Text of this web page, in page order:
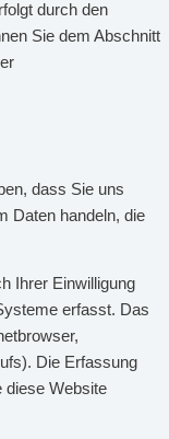
durch den
Sie dem Abschnitt
dass Sie uns
Daten handeln, die
Ihrer Einwilligung
erfasst. Das
Die Erfassung
diese Website